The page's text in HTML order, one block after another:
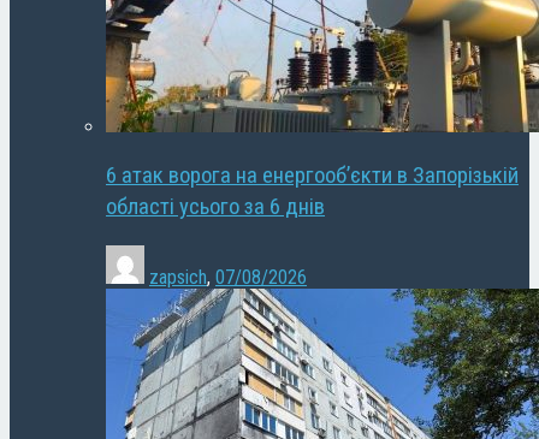
6 атак ворога на енергооб’єкти в Запорізькій
області усього за 6 днів
zapsich, 07/08/2026